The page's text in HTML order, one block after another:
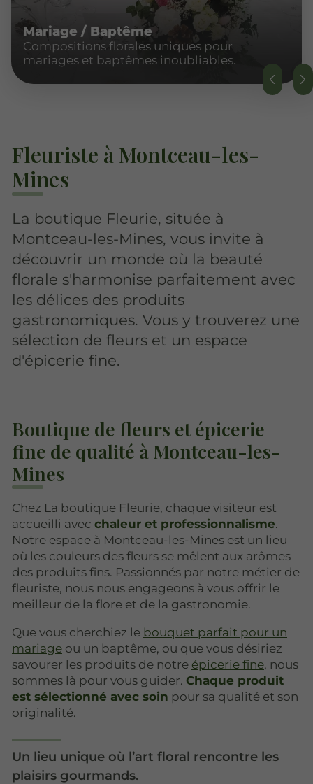
Mariage / Baptême
Compositions florales uniques pour
mariages et baptêmes inoubliables.
Fleuriste à Montceau-les-
Mines
La boutique Fleurie, située à
Montceau-les-Mines, vous invite à
découvrir un monde où la beauté
florale s'harmonise parfaitement avec
les délices des produits
gastronomiques. Vous y trouverez une
sélection de fleurs et un espace
d'épicerie fine.
Boutique de fleurs et épicerie
fine de qualité à Montceau-les-
Mines
Chez La boutique Fleurie, chaque visiteur est
accueilli avec chaleur et professionnalisme.
Notre espace à Montceau-les-Mines est un lieu
où les couleurs des fleurs se mêlent aux arômes
des produits fins. Passionnés par notre métier de
fleuriste, nous nous engageons à vous offrir le
meilleur de la flore et de la gastronomie.
Que vous cherchiez le bouquet parfait pour un
mariage ou un baptême, ou que vous désiriez
savourer les produits de notre épicerie fine, nous
sommes là pour vous guider. Chaque produit
est sélectionné avec soin pour sa qualité et son
originalité.
Un lieu unique où l’art floral rencontre les
plaisirs gourmands.